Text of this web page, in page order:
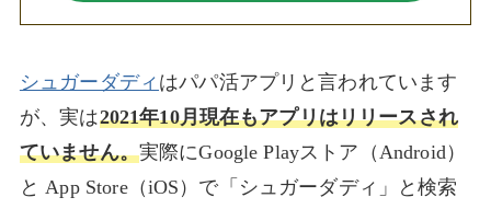
シュガーダディ はパパ活アプリと言われています
が、実は2021年10月現在もアプリはリリースされ
ていません。実際にGoogle Playストア（Android）
と App Store（iOS）で「シュガーダディ」と検索